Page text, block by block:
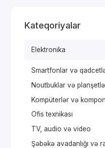
Kateqoriyalar
Elektronika
Smartfonlar və
Noutbuklar və
Kompüterlər və
Ofis texnikası
TV, audio və video
Şəbəkə avadanlığı və